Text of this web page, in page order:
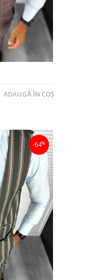
ADAUGĂ ÎN COŞ
-64%